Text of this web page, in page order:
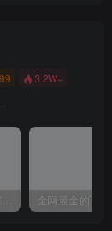
3.2W+
飞机杯如何清洗与保养？撸后不理小心发霉烂鸡鸡